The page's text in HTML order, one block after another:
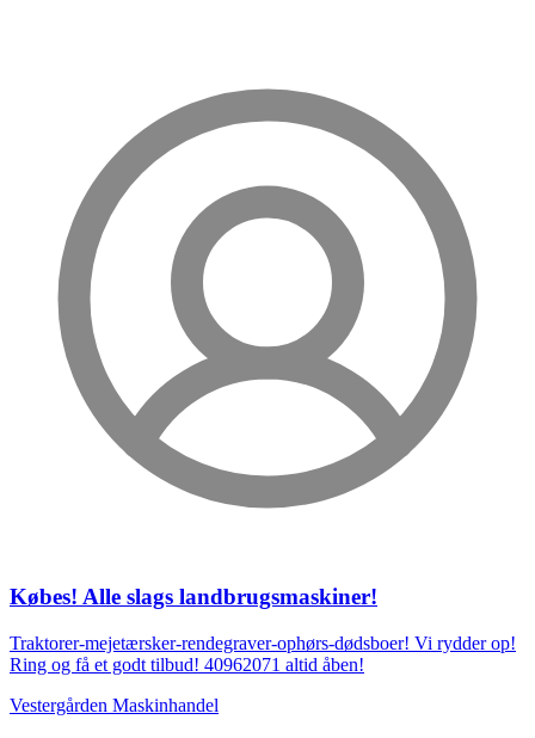
Købes! Alle slags landbrugsmaskiner!
Traktorer-mejetærsker-rendegraver-ophørs-dødsboer! Vi rydder op!
Ring og få et godt tilbud! 40962071 altid åben!
Vestergården Maskinhandel